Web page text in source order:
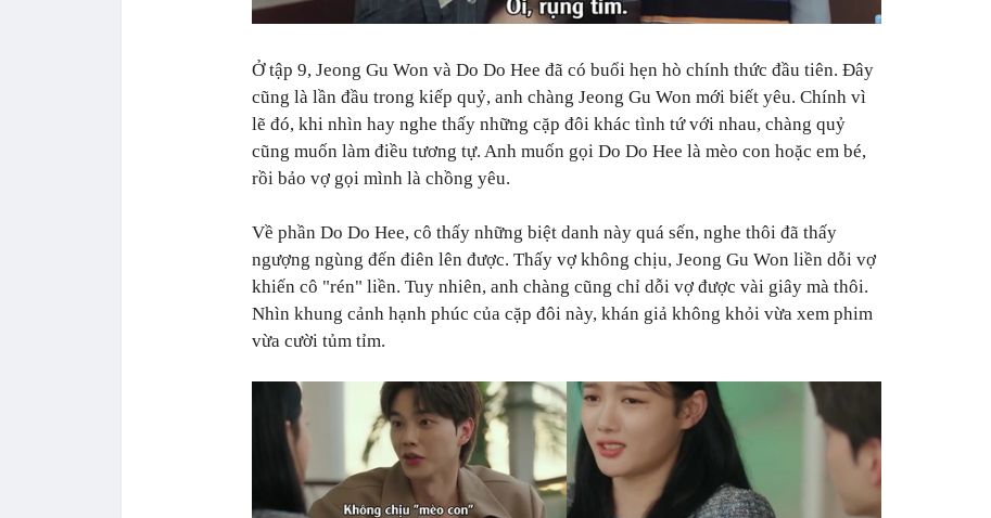
Ở tập 9, Jeong Gu Won và Do Do Hee đã có buổi hẹn hò chính thức đầu tiên. Đây
cũng là lần đầu trong kiếp quỷ, anh chàng Jeong Gu Won mới biết yêu. Chính vì
lẽ đó, khi nhìn hay nghe thấy những cặp đôi khác tình tứ với nhau, chàng quỷ
cũng muốn làm điều tương tự. Anh muốn gọi Do Do Hee là mèo con hoặc em bé,
rồi bảo vợ gọi mình là chồng yêu.
Về phần Do Do Hee, cô thấy những biệt danh này quá sến, nghe thôi đã thấy
ngượng ngùng đến điên lên được. Thấy vợ không chịu, Jeong Gu Won liền dỗi vợ
khiến cô "rén" liền. Tuy nhiên, anh chàng cũng chỉ dỗi vợ được vài giây mà thôi.
Nhìn khung cảnh hạnh phúc của cặp đôi này, khán giả không khỏi vừa xem phim
vừa cười tủm tỉm.